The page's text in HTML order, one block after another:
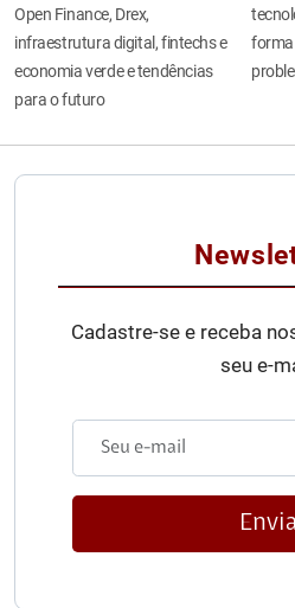
Open Finance, Drex,
infraestrutura digital, fintechs e
economia verde e tendências
para o futuro
forma
Cadastre-se e receba
seu e-